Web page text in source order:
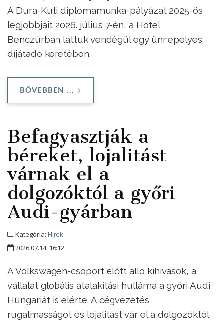
A Dura-Kuti diplomamunka-pályázat 2025-ös
legjobbjait 2026. július 7-én, a Hotel
Benczúrban láttuk vendégül egy ünnepélyes
díjátadó keretében.
BŐVEBBEN ...
Befagyasztják a
béreket, lojalitást
várnak el a
dolgozóktól a győri
Audi-gyárban
Kategória: Hírek
2026.07.14. 16:12
A Volkswagen-csoport előtt álló kihívások, a
vállalat globális átalakítási hulláma a győri Audi
Hungariát is elérte. A cégvezetés
rugalmasságot és lojalitást vár el a dolgozóktól